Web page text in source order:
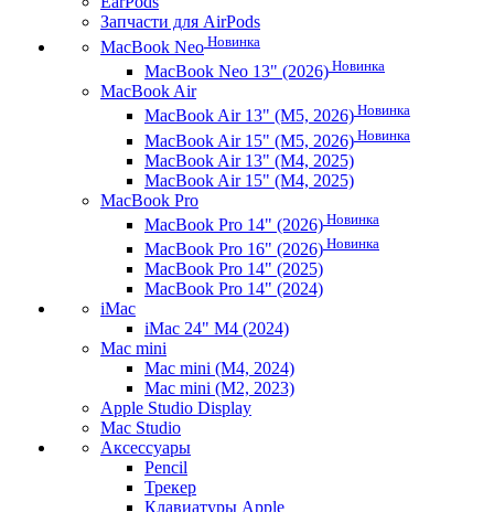
Запчасти для AirPods
MacBook Neo Новинка
MacBook Neo 13" (2026) Новинка
MacBook Air
MacBook Air 13" (M5, 2026) Новинка
MacBook Air 15" (M5, 2026) Новинка
MacBook Air 13" (M4, 2025)
MacBook Air 15" (M4, 2025)
MacBook Pro
MacBook Pro 14" (2026) Новинка
MacBook Pro 16" (2026) Новинка
MacBook Pro 14" (2025)
MacBook Pro 14" (2024)
iMac
iMac 24" M4 (2024)
Mac mini
Mac mini (M4, 2024)
Mac mini (M2, 2023)
Apple Studio Display
Mac Studio
Аксессуары
Pencil
Трекер
Клавиатуры Apple